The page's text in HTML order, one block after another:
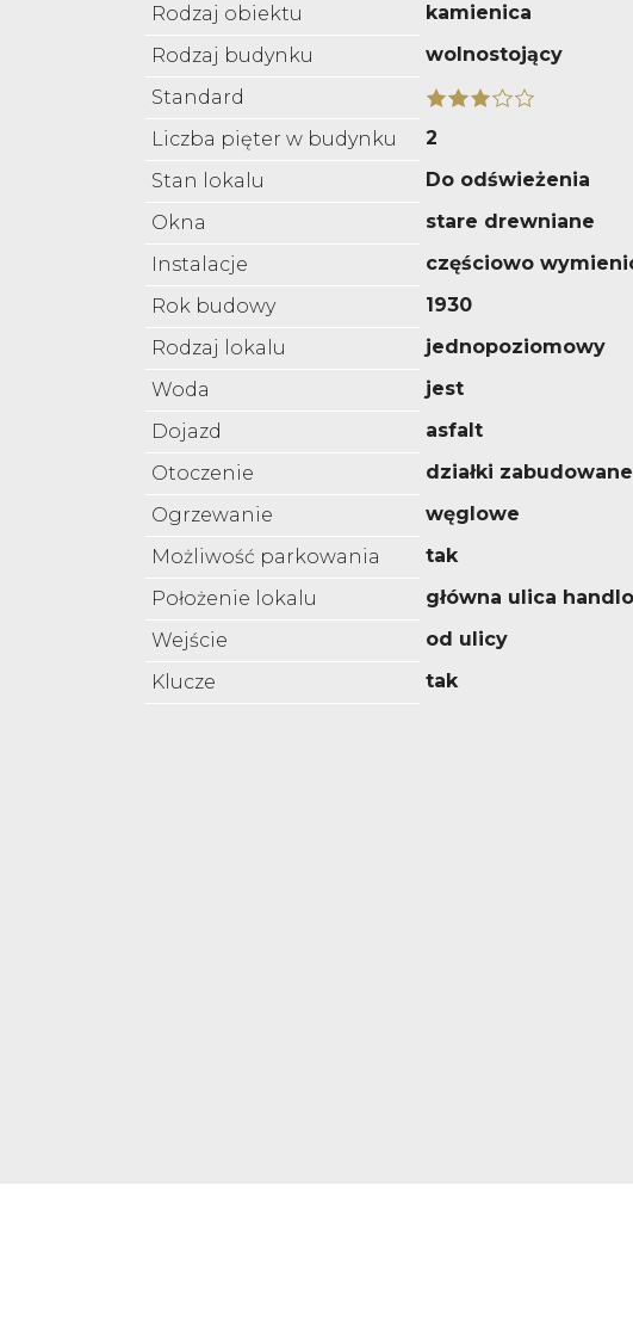
Rodzaj obiektu
kamienica
Rodzaj budynku
wolnostojący
Standard
Liczba pięter w budynku
2
Stan lokalu
Do odświeżenia
Okna
stare drewniane
Instalacje
częściowo
Rok budowy
1930
Rodzaj lokalu
jednopoziomowy
Woda
jest
Dojazd
asfalt
Otoczenie
działki zabudowane
Ogrzewanie
węglowe
Możliwość parkowania
tak
Położenie lokalu
główna ulica
Wejście
od ulicy
Klucze
tak